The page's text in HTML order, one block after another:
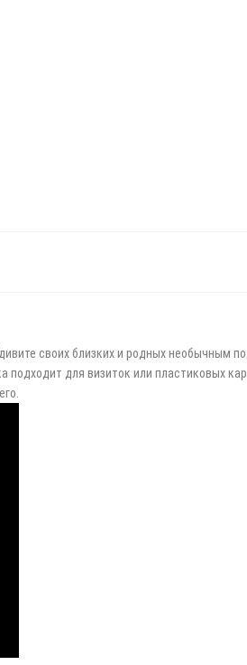
своих близких и родных необычным
подходит для визиток или пластиковых